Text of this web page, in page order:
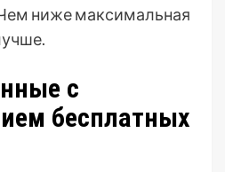
ниже максимальная
с
бесплатных